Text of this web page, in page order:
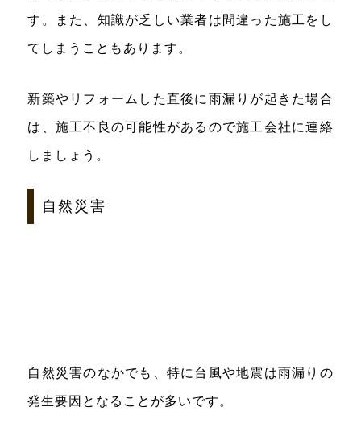
す。また、知識が乏しい業者は間違った施工をし
てしまうこともあります。
新築やリフォームした直後に雨漏りが起きた場合
は、施工不良の可能性があるので施工会社に連絡
しましょう。
自然災害
自然災害のなかでも、特に台風や地震は雨漏りの
発生要因となることが多いです。